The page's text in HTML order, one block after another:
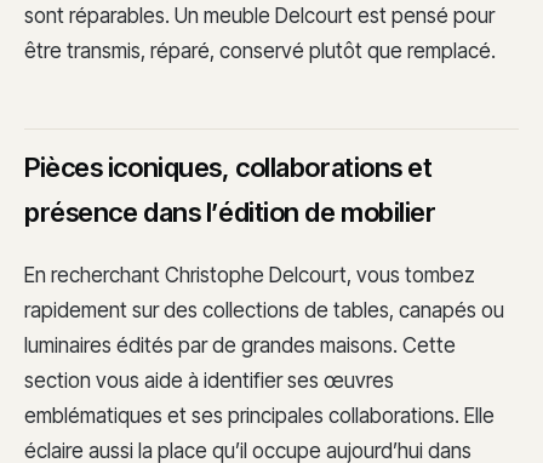
sont réparables. Un meuble Delcourt est pensé pour
être transmis, réparé, conservé plutôt que remplacé.
Pièces iconiques, collaborations et
présence dans l’édition de mobilier
En recherchant Christophe Delcourt, vous tombez
rapidement sur des collections de tables, canapés ou
luminaires édités par de grandes maisons. Cette
section vous aide à identifier ses œuvres
emblématiques et ses principales collaborations. Elle
éclaire aussi la place qu’il occupe aujourd’hui dans